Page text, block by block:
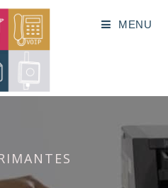
MENU